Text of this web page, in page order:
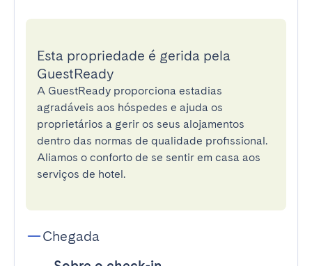
Esta propriedade é gerida pela
GuestReady
A GuestReady proporciona estadias
agradáveis aos hóspedes e ajuda os
proprietários a gerir os seus alojamentos
dentro das normas de qualidade profissional.
Aliamos o conforto de se sentir em casa aos
serviços de hotel.
Chegada